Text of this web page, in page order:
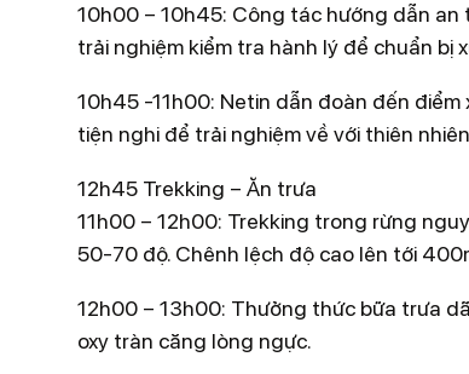
Chuyên gia trong lĩnh vực tour mạo
cụ crayoning/đu dây vượt thác như
Tour Vượt Thác Dương Cầm là tour du
Châu Khe Nước Trong. Hành trình trải
Tuy là tour du lịch Mạo hiểm nhưng vấn
cạnh đó cảm nhận của du khách với
sống còn của tour mạo hiểm do Netin tổ
Chinh phục cung đường trekking dọc
Đu dây vượt thác ( cayoning) 50m, lần
10h00 – 10h45: Công tác hướng dẫn
trải nghiệm kiểm tra hành lý để chuẩn bị
10h45 -11h00: Netin dẫn đoàn đến
tiện nghi để trải nghiệm về với thiên
12h45 Trekking – Ăn trưa
11h00 – 12h00: Trekking trong rừng
50-70 độ. Chênh lệch độ cao lên tới
12h00 – 13h00: Thưởng thức bữa trưa
oxy tràn căng lòng ngực.